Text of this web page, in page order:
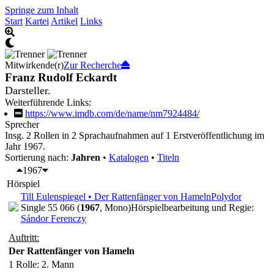
Springe zum Inhalt
Start Kartei Artikel Links
Mitwirkende(r)Zur Recherche
Franz Rudolf Eckardt
Darsteller.
Weiterführende Links:
https://www.imdb.com/de/name/nm7924484/
Sprecher
Insg. 2 Rollen in 2 Sprachaufnahmen auf 1 Erstveröffentlichung im
Jahr 1967.
Sortierung nach: Jahren • Katalogen • Titeln
1967
Hörspiel
Till Eulenspiegel • Der Rattenfänger von HamelnPolydor
Single 55 066 (1967, Mono)Hörspielbearbeitung und Regie:
Sándor Ferenczy
Auftritt:
Der Rattenfänger von Hameln
1 Rolle: 2. Mann